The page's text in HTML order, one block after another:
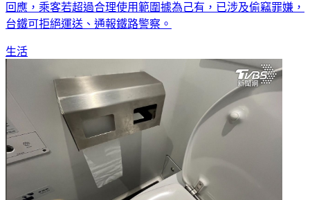
回應，乘客若超過合理使用範圍據為己有，已涉及偷竊罪嫌，
台鐵可拒絕運送、通報鐵路警察。
生活